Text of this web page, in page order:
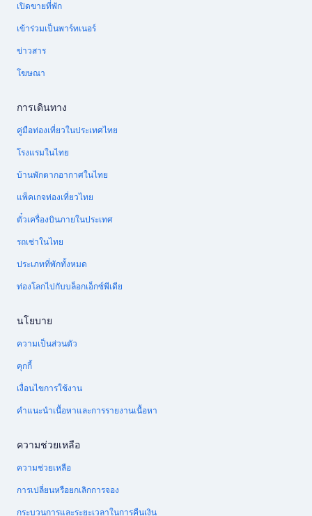
เปิดขายที่พัก
เข้าร่วมเป็นพาร์ทเนอร์
ข่าวสาร
โฆษณา
การเดินทาง
คู่มือท่องเที่ยวในประเทศไทย
โรงแรมในไทย
บ้านพักตากอากาศในไทย
แพ็คเกจท่องเที่ยวไทย
ตั๋วเครื่องบินภายในประเทศ
รถเช่าในไทย
ประเภทที่พักทั้งหมด
ท่องโลกไปกับบล็อกเอ็กซ์พีเดีย
นโยบาย
ความเป็นส่วนตัว
คุกกี้
เงื่อนไขการใช้งาน
คำแนะนำเนื้อหาและการรายงานเนื้อหา
ความช่วยเหลือ
ความช่วยเหลือ
การเปลี่ยนหรือยกเลิกการจอง
กระบวนการและระยะเวลาในการคืนเงิน